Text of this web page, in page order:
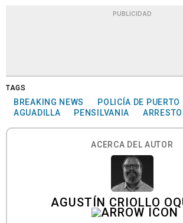
PUBLICIDAD
TAGS
BREAKING NEWS
POLICÍA DE PUERTO
AGUADILLA
PENSILVANIA
ACERCA DEL AUTOR
AGUSTÍN CRIOLLO